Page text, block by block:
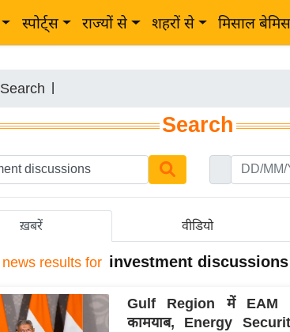
स्पोर्ट्स राज्यों से शहरों से मिसाल
Search
Search
ख़बरें वीडियो
news results for investment discussions
Gulf Region में EAM
कामयाब, Energy